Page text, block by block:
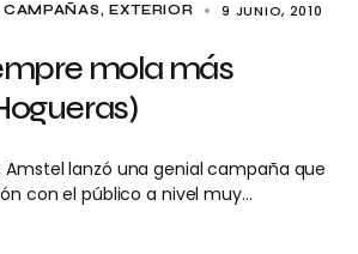
CAMPAÑAS EXTERIOR 9 JUNIO, 2010
mola más
Amstel lanzó una genial campaña que
con el público a nivel muy…